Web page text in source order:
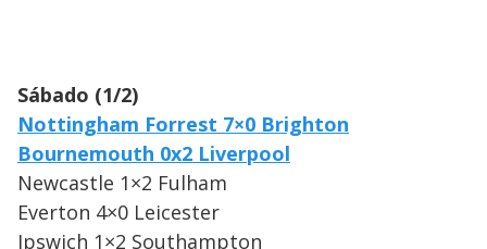
Sábado (1/2)
Nottingham Forrest 7×0 Brighton
Bournemouth 0x2 Liverpool
Newcastle 1×2 Fulham
Everton 4×0 Leicester
Ipswich 1×2 Southampton